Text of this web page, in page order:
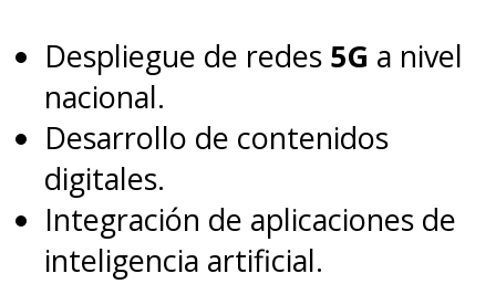
Despliegue de redes 5G a nivel
nacional.
Desarrollo de contenidos
digitales.
Integración de aplicaciones de
inteligencia artificial.